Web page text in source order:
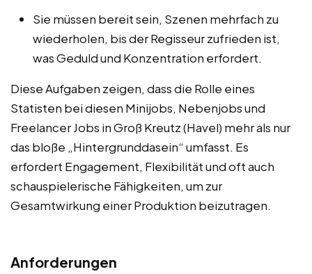
Sie müssen bereit sein, Szenen mehrfach zu
wiederholen, bis der Regisseur zufrieden ist,
was Geduld und Konzentration erfordert.
Diese Aufgaben zeigen, dass die Rolle eines
Statisten bei diesen Minijobs, Nebenjobs und
Freelancer Jobs in Groß Kreutz (Havel) mehr als nur
das bloße „Hintergrunddasein“ umfasst. Es
erfordert Engagement, Flexibilität und oft auch
schauspielerische Fähigkeiten, um zur
Gesamtwirkung einer Produktion beizutragen.
Anforderungen